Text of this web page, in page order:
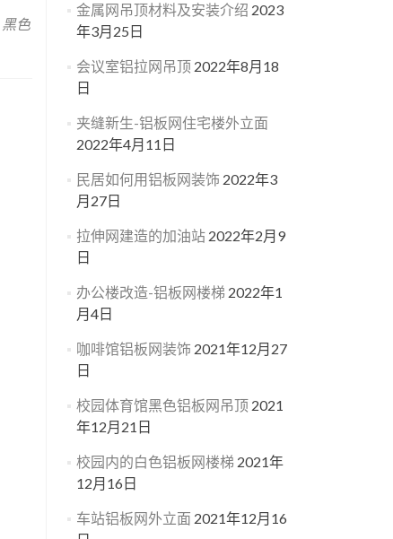
黑色
金属网吊顶材料及安装介绍 2023
年3月25日
会议室铝拉网吊顶 2022年8月18
日
夹缝新生-铝板网住宅楼外立面
2022年4月11日
民居如何用铝板网装饰 2022年3
月27日
拉伸网建造的加油站 2022年2月9
日
办公楼改造-铝板网楼梯 2022年1
月4日
咖啡馆铝板网装饰 2021年12月27
日
校园体育馆黑色铝板网吊顶 2021
年12月21日
校园内的白色铝板网楼梯 2021年
12月16日
车站铝板网外立面 2021年12月16